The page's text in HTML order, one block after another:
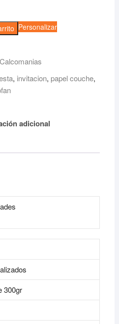
Personalizar
, invitacion, papel couche,
adicional
300gr